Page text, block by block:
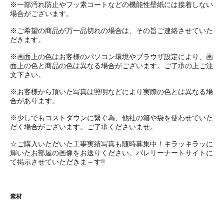
※一部汚れ防止やフッ素コートなどの機能性壁紙には接着しない
場合がございます。
※ご希望の商品が万一品切れの場合は、その旨ご連絡させていた
だきます。
※画面上の色はお客様のパソコン環境やブラウザ設定により、画
面上の色と商品の色は異なる場合がございます。ご了承の上ご注
文下さい。
※お客様から頂いた写真は照明などにより実際の色とは異なる場
合があります。
※少しでもコストダウンに繋ぐ為、他社の箱や袋を使わせていた
だく場合がございます。ご了承くださいませ。
☆ご購入いただいた工事実績写真も随時募集中！キラッキラッに
輝いたお部屋の画像をお送りください。バレリーナートサイトに
て掲示させていただきま～す!!
素材